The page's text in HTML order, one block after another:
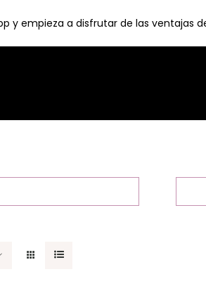
y empieza a disfrutar de las ventajas